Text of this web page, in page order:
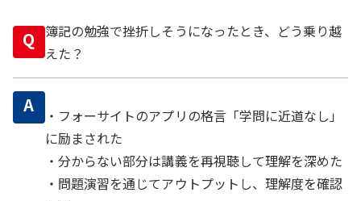
Q
簿記の勉強で挫折しそうになったとき、どう乗り越
えた？
A
・フォーサイトのアプリの格言「学問に近道なし」
に励まされた
・分からない部分は講義を再視聴して理解を深めた
・問題演習を通じてアウトプットし、理解度を確認